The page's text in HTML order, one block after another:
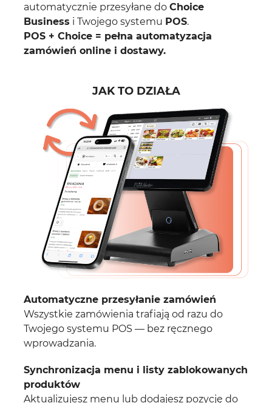
automatycznie przesyłane do Choice
Business i Twojego systemu POS.
POS + Choice = pełna automatyzacja
zamówień online i dostawy.
JAK TO DZIAŁA
Automatyczne przesyłanie zamówień
Wszystkie zamówienia trafiają od razu do
Twojego systemu POS — bez ręcznego
wprowadzania.
Synchronizacja menu i listy zablokowanych
produktów
Aktualizujesz menu lub dodajesz pozycję do